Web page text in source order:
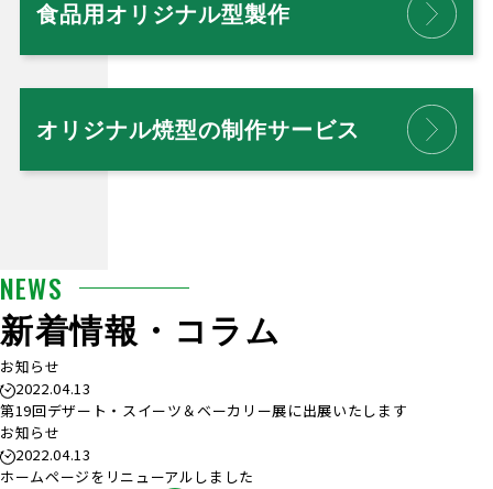
食品用オリジナル型製作
オリジナル焼型の制作サービス
NEWS
新着情報・コラム
お知らせ
2022.04.13
第19回デザート・スイーツ＆ベーカリー展に出展いたします
お知らせ
2022.04.13
ホームページをリニューアルしました